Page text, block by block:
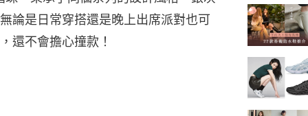
論是日常穿搭還是晚上出席派對也可
還不會擔心撞款！